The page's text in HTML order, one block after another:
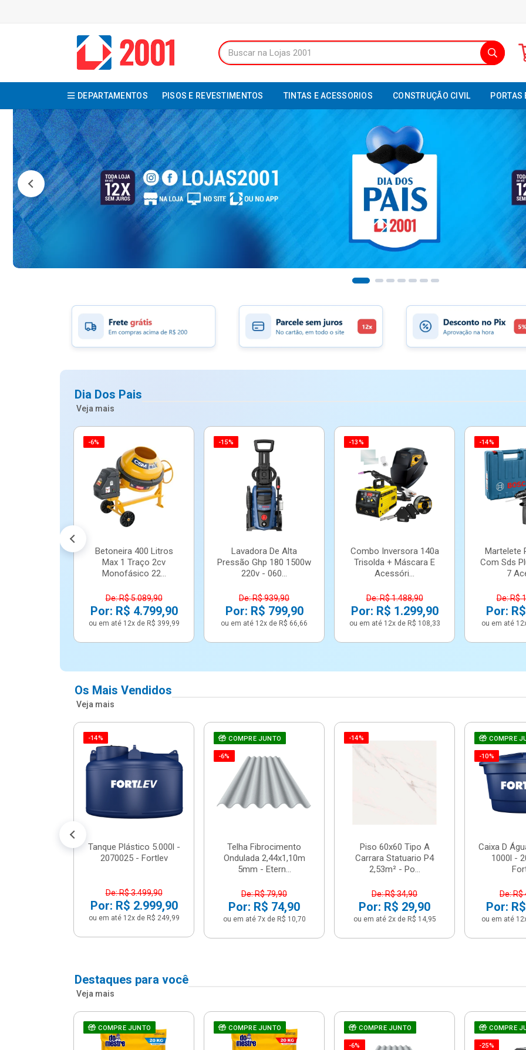
DEPARTAMENTOS PISOS E REVESTIMENTOS TINTAS E ACESSORIOS CONSTRUÇÃO CIVIL PORTAS
Dia Dos Pais
Veja mais
-6%
Betoneira 400 Litros
Max 1 Traço 2cv
Monofásico 22...
De: R$ 5.089,90
Por: R$ 4.799,90
ou em até 12x de R$ 399,99
-15%
Lavadora De Alta
Pressão Ghp 180 1500w
220v - 060...
De: R$ 939,90
Por: R$ 799,90
ou em até 12x de R$ 66,66
-13%
Combo Inversora 140a
Trisolda + Máscara E
Acessóri...
De: R$ 1.488,90
Por: R$ 1.299,90
ou em até 12x de R$ 108,33
-14%
Martelete
Com Sds
7
De: R$
Por:
ou em até
Os Mais Vendidos
Veja mais
-14%
Tanque Plástico 5.000l -
2070025 - Fortlev
De: R$ 3.499,90
Por: R$ 2.999,90
ou em até 12x de R$ 249,99
COMPRE JUNTO
-6%
Telha Fibrocimento
Ondulada 2,44x1,10m
5mm - Etern...
De: R$ 79,90
Por: R$ 74,90
ou em até 7x de R$ 10,70
-14%
Piso 60x60 Tipo A
Carrara Statuario P4
2,53m² - Po...
De: R$ 34,90
Por: R$ 29,90
ou em até 2x de R$ 14,95
COMPRE
-10%
Caixa D
1000l -
De: R$
Por:
ou em até
Destaques para você
Veja mais
COMPRE JUNTO COMPRE JUNTO COMPRE JUNTO
-6%
COMPRE
-25%